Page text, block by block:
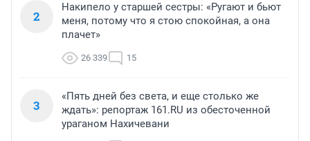
2
Накипело у старшей сестры: «Ругают и бьют
меня, потому что я стою спокойная, а она
плачет»
26 339 15
3
«Пять дней без света, и еще столько же
ждать»: репортаж 161.RU из обесточенной
ураганом Нахичевани